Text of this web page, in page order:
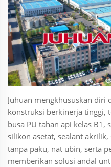
Juhuan mengkhususkan diri
konstruksi berkinerja tinggi,
busa PU tahan api kelas B1,
silikon asetat, sealant akrilik,
tanpa paku, nat ubin, serta
memberikan solusi andal